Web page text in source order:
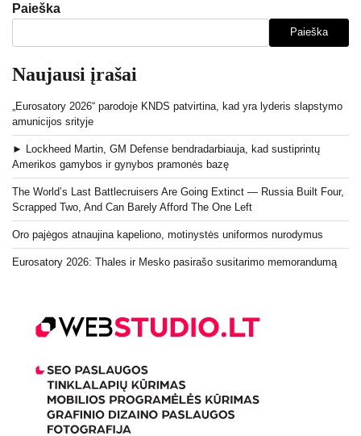
Paieška
Paieška
Naujausi įrašai
„Eurosatory 2026“ parodoje KNDS patvirtina, kad yra lyderis slapstymo
amunicijos srityje
► Lockheed Martin, GM Defense bendradarbiauja, kad sustiprintų
Amerikos gamybos ir gynybos pramonės bazę
The World’s Last Battlecruisers Are Going Extinct — Russia Built Four,
Scrapped Two, And Can Barely Afford The One Left
Oro pajėgos atnaujina kapeliono, motinystės uniformos nurodymus
Eurosatory 2026: Thales ir Mesko pasirašo susitarimo memorandumą